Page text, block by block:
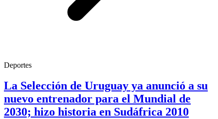
Deportes
La Selección de Uruguay ya anunció a su
nuevo entrenador para el Mundial de
2030; hizo historia en Sudáfrica 2010